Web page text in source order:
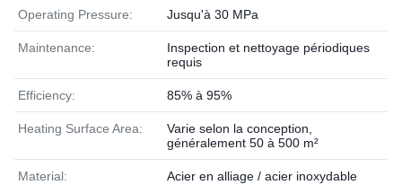
Operating Pressure: Jusqu'à 30 MPa
Maintenance:
Inspection et nettoyage périodiques
requis
Efficiency: 85% à 95%
Heating Surface Area:
Varie selon la conception,
généralement 50 à 500 m²
Material: Acier en alliage / acier inoxydable